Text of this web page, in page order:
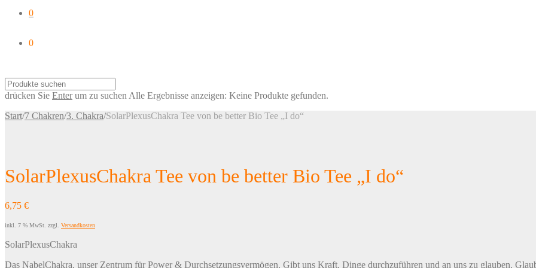
0
0
drücken Sie Enterum zu suchen Alle Ergebnisse anzeigen: Keine Produkte gefunden.
Start/7 Chakren/3. Chakra/SolarPlexusChakra Tee von be better Bio Tee „I do“
SolarPlexusChakra Tee von be better Bio Tee „I do“
6,75 €
inkl. 7 % MwSt. zzgl. Versandkosten
SolarPlexusChakra
Das NabelChakra, unser Zentrum für Power & Durchsetzungsvermögen. Gibt uns Kraft, Dinge durchzuführen und an uns zu glauben.